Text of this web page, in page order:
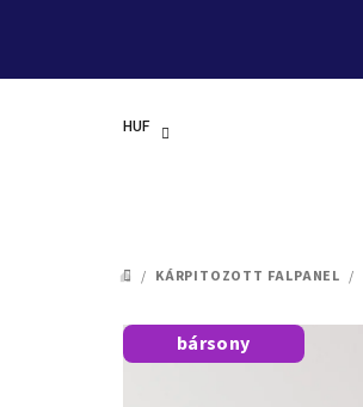
HUF
KEZDŐLAP
/ KÁRPITOZOTT FALPANEL /
bársony